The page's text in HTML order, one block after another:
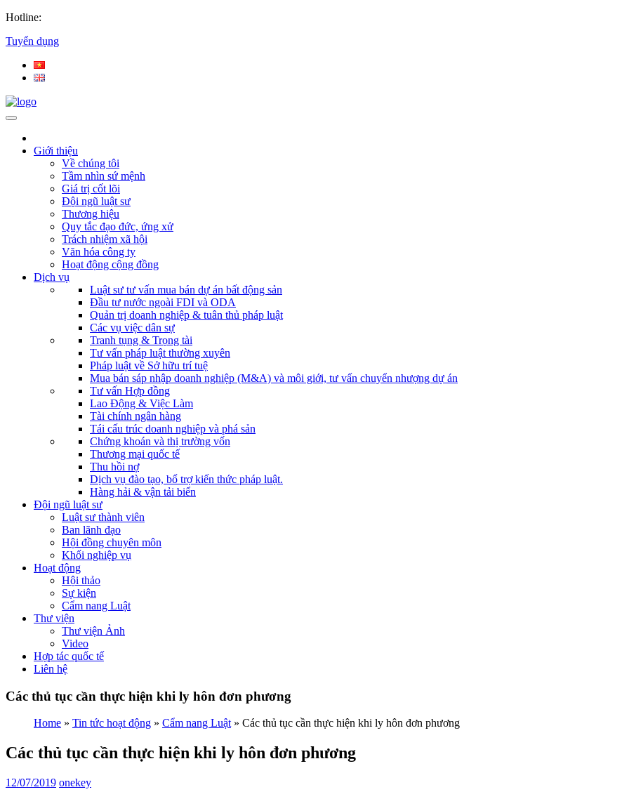
Hotline:
Tuyển dụng
Giới thiệu
Về chúng tôi
Tầm nhìn sứ mệnh
Giá trị cốt lõi
Đội ngũ luật sư
Thương hiệu
Quy tắc đạo đức, ứng xử
Trách nhiệm xã hội
Văn hóa công ty
Hoạt động cộng đồng
Dịch vụ
Luật sư tư vấn mua bán dự án bất động sản
Đầu tư nước ngoài FDI và ODA
Quản trị doanh nghiệp & tuân thủ pháp luật
Các vụ việc dân sự
Tranh tụng & Trọng tài
Tư vấn pháp luật thường xuyên
Pháp luật về Sở hữu trí tuệ
Mua bán sáp nhập doanh nghiệp (M&A) và môi giới, tư vấn chuyển nhượng dự án
Tư vấn Hợp đồng
Lao Động & Việc Làm
Tài chính ngân hàng
Tái cấu trúc doanh nghiệp và phá sản
Chứng khoán và thị trường vốn
Thương mại quốc tế
Thu hồi nợ
Dịch vụ đào tạo, bổ trợ kiến thức pháp luật.
Hàng hải & vận tải biển
Đội ngũ luật sư
Luật sư thành viên
Ban lãnh đạo
Hội đồng chuyên môn
Khối nghiệp vụ
Hoạt động
Hội thảo
Sự kiện
Cẩm nang Luật
Thư viện
Thư viện Ảnh
Video
Hợp tác quốc tế
Liên hệ
Các thủ tục cần thực hiện khi ly hôn đơn phương
Home » Tin tức hoạt động » Cẩm nang Luật» Các thủ tục cần thực hiện khi ly hôn đơn phương
Các thủ tục cần thực hiện khi ly hôn đơn phương
12/07/2019 onekey